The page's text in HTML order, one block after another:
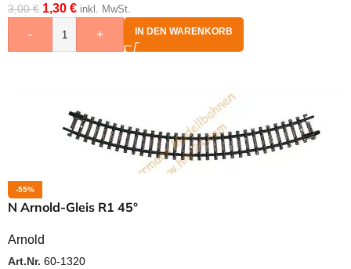
3,00€ 1,30 € inkl. MwSt.
- + IN DEN WARENKORB
-55%
N Arnold-Gleis R1 45°
Arnold
Art.Nr. 60-1320